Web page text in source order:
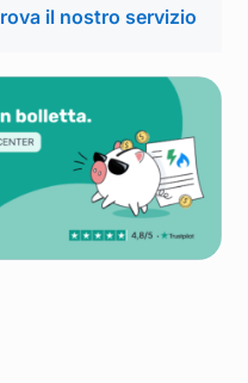
il nostro servizio